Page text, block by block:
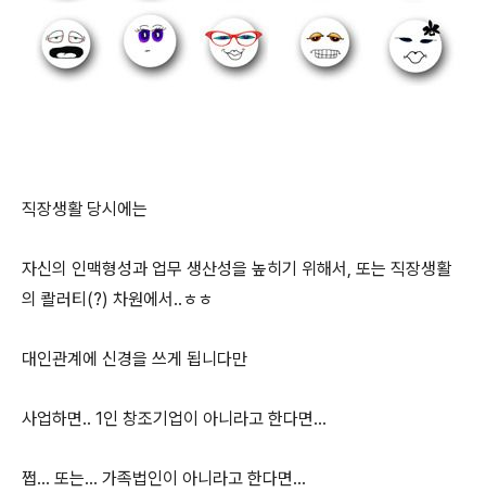
직장생활 당시에는
자신의 인맥형성과 업무 생산성을 높히기 위해서, 또는 직장생활
의 콸러티(?) 차원에서..ㅎㅎ
대인관계에 신경을 쓰게 됩니다만
사업하면.. 1인 창조기업이 아니라고 한다면...
쩝... 또는... 가족법인이 아니라고 한다면...